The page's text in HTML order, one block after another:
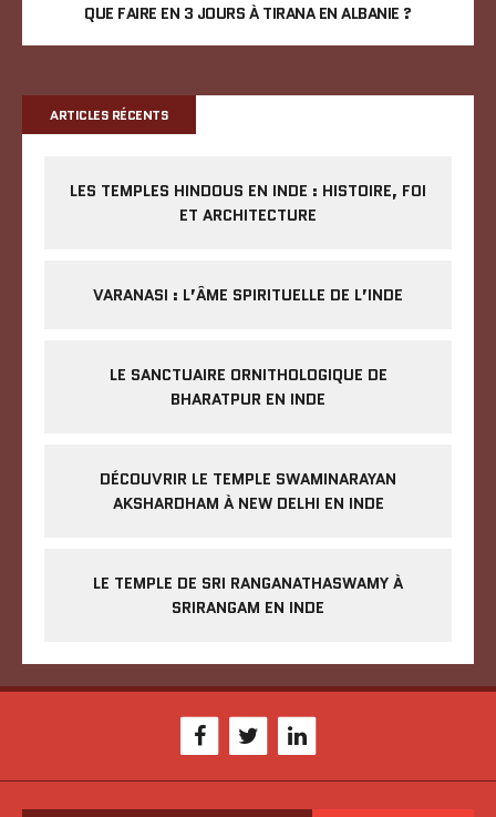
QUE FAIRE EN 3 JOURS À TIRANA EN ALBANIE ?
ARTICLES RÉCENTS
LES TEMPLES HINDOUS EN INDE : HISTOIRE, FOI
ET ARCHITECTURE
VARANASI : L’ÂME SPIRITUELLE DE L’INDE
LE SANCTUAIRE ORNITHOLOGIQUE DE
BHARATPUR EN INDE
DÉCOUVRIR LE TEMPLE SWAMINARAYAN
AKSHARDHAM À NEW DELHI EN INDE
LE TEMPLE DE SRI RANGANATHASWAMY À
SRIRANGAM EN INDE